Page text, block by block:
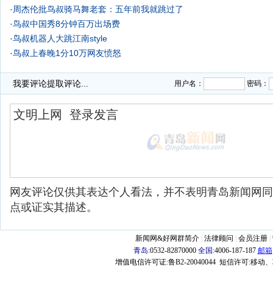
· 周杰伦批鸟叔骑马舞老套：五年前我就跳过了
·鸟叔中国秀8分钟百万出场费
·鸟叔机器人大跳江南style
·鸟叔上春晚1分10万网友愤怒
我要评论提取评论... 用户名： 密码：
网友评论仅供其表达个人看法，并不表明青岛新闻网
点或证实其描述。